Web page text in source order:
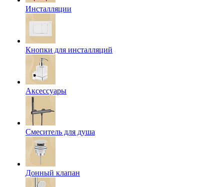
Инсталляции
Кнопки для инсталляций
Аксессуары
Смеситель для душа
Донный клапан